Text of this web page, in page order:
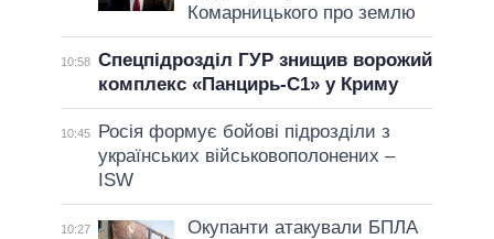
Комарницького про землю
10:58 Спецпідрозділ ГУР знищив ворожий
комплекс «Панцирь-С1» у Криму
10:45
Росія формує бойові підрозділи з
українських військовополонених –
ISW
10:27
Окупанти атакували БПЛА